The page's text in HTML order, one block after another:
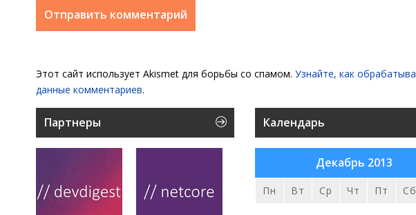
Этот сайт использует Akismet для борьбы со спамом. Узнайте, как
данные комментариев.
Партнеры Календарь
Декабрь 2013
Пн Вт Ср Чт Пт Сб